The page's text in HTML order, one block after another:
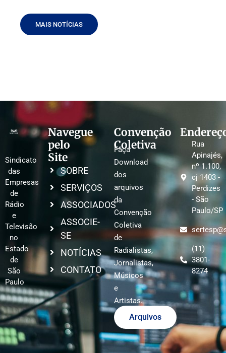
MAIS NOTÍCIAS
Sindicato
das
Empresas
de
Rádio
e
Televisão
no
Estado
de
São
Paulo
Navegue
pelo
Site
SOBRE
SERVIÇOS
ASSOCIADOS
ASSOCIE-
SE
NOTÍCIAS
CONTATO
Convenção
Coletiva
Faça
Download
dos
arquivos
da
Convenção
Coletiva
de
Radialistas,
Jornalistas,
Músicos
e
Artistas.
Arquivos
Rua
Apinajés,
nº 1.100,
cj 1403 -
Perdizes
- São
Paulo/SP
(11)
3801-
8274